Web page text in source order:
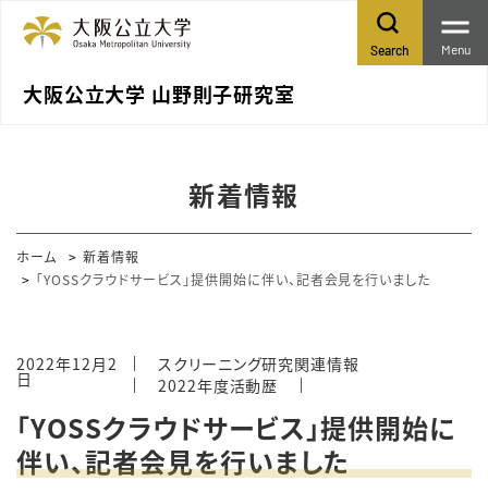
大阪公立大学 山野則子研究室
Search Menu
新着情報
ホーム
新着情報
「YOSSクラウドサービス」提供開始に伴い、記者会見を行いました
2022年12月2
日
スクリーニング研究関連情報
2022年度活動歴
「YOSSクラウドサービス」提供開始に
伴い、記者会見を行いました